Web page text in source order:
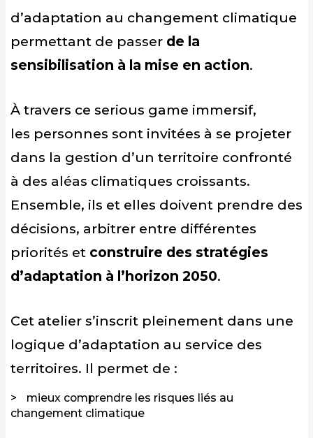
d’adaptation au changement climatique
permettant de passer de la
sensibilisation à la mise en action.
À travers ce serious game immersif,
les personnes sont invitées à se projeter
dans la gestion d’un territoire confronté
à des aléas climatiques croissants.
Ensemble, ils et elles doivent prendre des
décisions, arbitrer entre différentes
priorités et construire des stratégies
d’adaptation à l’horizon 2050.
Cet atelier s’inscrit pleinement dans une
logique d’adaptation au service des
territoires. Il permet de :
mieux comprendre les risques liés au
changement climatique